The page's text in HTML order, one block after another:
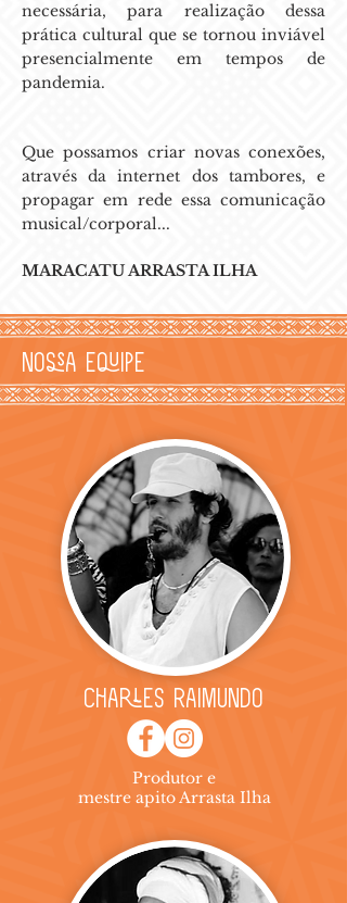
necessária, para realização dessa
prática cultural que se tornou inviável
presencialmente em tempos de
pandemia.
Que possamos criar novas conexões,
através da internet dos tambores, e
propagar em rede essa comunicação
musical/corporal...
MARACATU ARRASTA ILHA
Nossa Equipe
Charles Raimundo
Produtor e
mestre apito Arrasta Ilha